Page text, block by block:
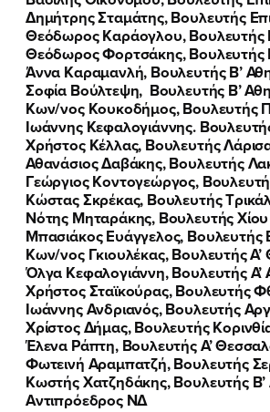
Δημήτρης Σταμάτης, Βουλευτής
Θεόδωρος Καράογλου, Βουλευτής
Θεόδωρος Φορτσάκης, Βουλευτής
Άννα Καραμανλή, Βουλευτής Β’
Σοφία Βούλτεψη, Βουλευτής Β’
Κων/νος Κουκοδήμος, Βουλευτής
Ιωάννης Κεφαλογιάννης.
Χρήστος Κέλλας, Βουλευτής
Αθανάσιος Δαβάκης, Βουλευτής
Γεώργιος Κοντογεώργος,
Κώστας Σκρέκας, Βουλευτής
Νότης Μηταράκης, Βουλευτής Χίου
Μπασιάκος Ευάγγελος, Βουλευτής
Κων/νος Γκιουλέκας, Βουλευτής Α’
Όλγα Κεφαλογιάννη, Βουλευτής
Χρήστος Σταϊκούρας, Βουλευτής
Ιωάννης Ανδριανός, Βουλευτής
Χρίστος Δήμας, Βουλευτής
Έλενα Ράπτη, Βουλευτής Α’
Φωτεινή Αραμπατζή, Βουλευτής
Κωστής Χατζηδάκης, Βουλευτής
Αντιπρόεδρος ΝΔ